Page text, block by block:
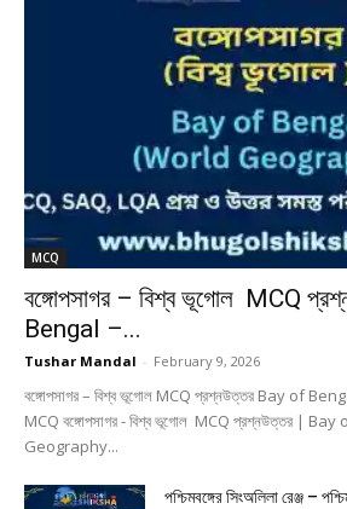
MCQ
বঙ্গোপসাগর – বিশ্ব ভূগোল MCQ
Bengal –...
Tushar Mandal - February 9, 2026
বঙ্গোপসাগর – বিশ্ব ভূগোল MCQ প্রশ্নউত্তর Bay of
MCQ বঙ্গোপসাগর - বিশ্ব ভূগোল MCQ প্রশ্নউত্তর |
Geography...
পশ্চিমবঙ্গের সিংঅলিলা রেঞ্জ –